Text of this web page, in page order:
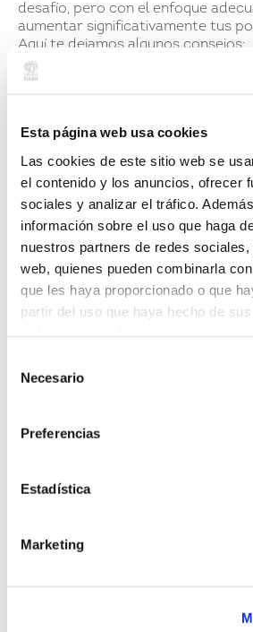
Esta página web usa cookies
Las cookies de este sitio web se
el contenido y los anuncios, ofrecer
sociales y analizar el tráfico.
información sobre el uso que haga
nuestros partners de redes
web, quienes pueden combinarla
que les haya proporcionado o que
partir del uso que haya hecho de
Necesario
Preferencias
Estadística
Marketing
desafío, pero con el enfoque
aumentar significativamente tus
Aquí te dejamos algunos consejos:
Investiga sobre el proceso:
Practica tus habilidades de
evalúa en los assessment
colaborando con otros en
actividades para mejorar tu
interactuar y colaborar
Prepárate para situaciones
incluye
pueden generar estrés.
el estrés y tomar decisiones
presión.
Mejora tus habilidades de
assessment centertiene un
liderazgo, asegúrate de
cualidades que los
Sé auténtico
: Es crucial que
como eres. Los evaluadores
liderazgo se
dentro del
se suele